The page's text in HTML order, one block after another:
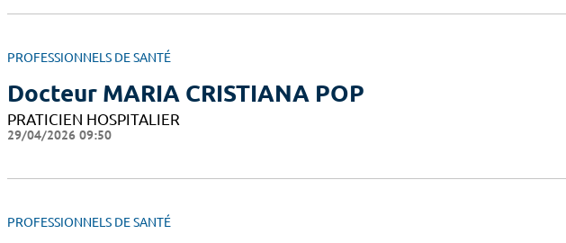
PROFESSIONNELS DE SANTÉ
Docteur MARIA CRISTIANA POP
PRATICIEN HOSPITALIER
29/04/2026 09:50
PROFESSIONNELS DE SANTÉ